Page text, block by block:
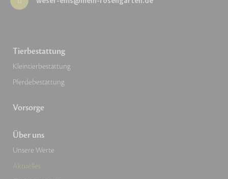
Tierbestattung
Kleintierbestattung
Pferdebestattung
Vorsorge
Über uns
Unsere Werte
Aktuelles